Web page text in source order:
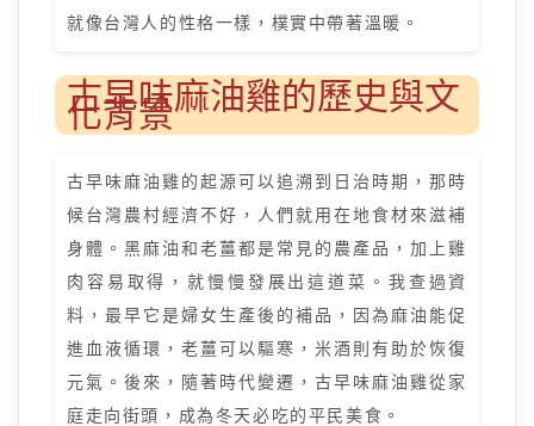
就像台灣人的性格一樣，樸實中帶著溫暖。
古早味麻油雞的歷史與文
化背景
古早味麻油雞的起源可以追溯到日治時期，那時
候台灣農村經濟不好，人們就用在地食材來滋補
身體。黑麻油和老薑都是常見的農產品，加上雞
肉容易取得，就慢慢發展出這道菜。我查過資
料，最早它是婦女生產後的補品，因為麻油能促
進血液循環，老薑可以驅寒，米酒則有助於恢復
元氣。後來，隨著時代變遷，古早味麻油雞從家
庭走向街頭，成為冬天必吃的平民美食。